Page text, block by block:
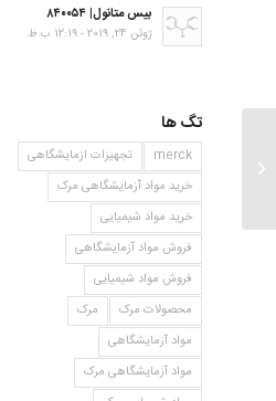
بیس متانول| ۸۴۰۰۵۴
ژوئن 24, 2019 - 12:19 ب.ظ
تگ ها
merck
تجهیزات ازمایشگاهی
خرید مواد آزمایشگاهی مرک
خرید مواد شیمیایی
فروش مواد آزمایشگاهی
فروش مواد شیمیایی
محصولات مرک
مرک
مواد آزمایشگاهی
مواد آزمایشگاهی مرک
ان ان دی فنیل هیدرازینیوم کلراید